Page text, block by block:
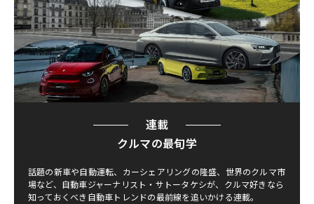
連載
クルマの最旬学
話題の新車や自動運転、カーシェアリングの隆盛、世界のクルマ市
場など、自動車ジャーナリスト・サトータケシが、クルマ好きなら
知っておくべき自動車トレンドの最前線を追いかける連載。